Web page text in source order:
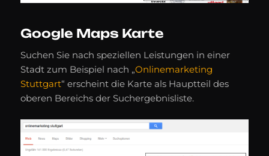
Google Maps Karte
Suchen Sie nach speziellen Leistungen in einer
Stadt zum Beispiel nach „Onlinemarketing
Stuttgart“ erscheint die Karte als Hauptteil des
oberen Bereichs der Suchergebnisliste.